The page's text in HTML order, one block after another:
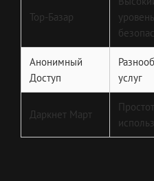
Тор-Базар
уровень
Анонимный
Доступ
услуг
Даркнет Март